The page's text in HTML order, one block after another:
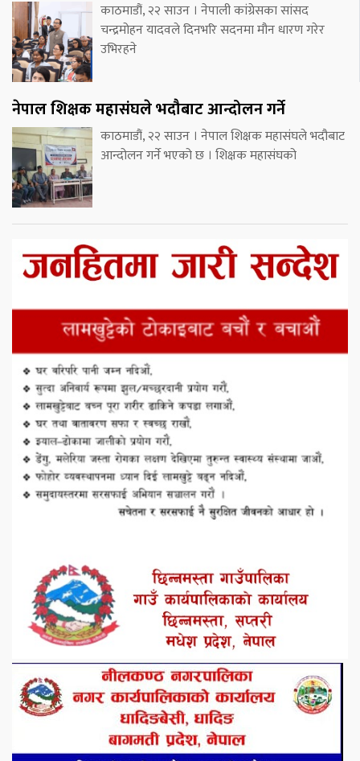
काठमाडौं, २२ साउन । नेपाली कांग्रेसका सांसद
चन्द्रमोहन यादवले दिनभरि सदनमा मौन धारण गरेर
उभिरहने
नेपाल शिक्षक महासंघले भदौबाट आन्दोलन गर्ने
काठमाडौं, २२ साउन । नेपाल शिक्षक महासंघले भदौबाट
आन्दोलन गर्ने भएको छ । शिक्षक महासंघको